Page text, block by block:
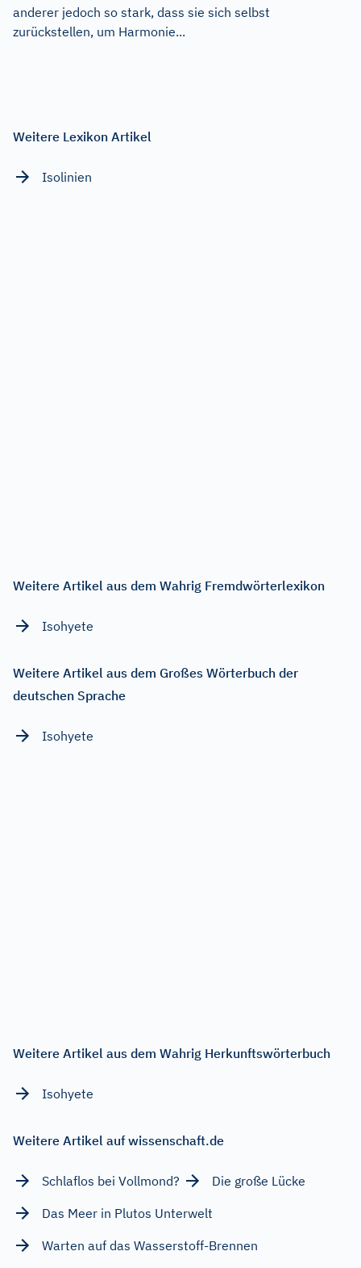
anderer jedoch so stark, dass sie sich selbst
zurückstellen, um Harmonie...
Weitere Lexikon Artikel
Isolinien
Weitere Artikel aus dem Wahrig Fremdwörterlexikon
Isohyete
Weitere Artikel aus dem Großes Wörterbuch der
deutschen Sprache
Isohyete
Weitere Artikel aus dem Wahrig Herkunftswörterbuch
Isohyete
Weitere Artikel auf wissenschaft.de
Schlaflos bei Vollmond?
Die große Lücke
Das Meer in Plutos Unterwelt
Warten auf das Wasserstoff-Brennen